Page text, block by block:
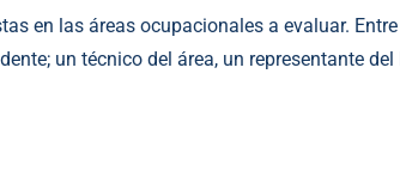
en las áreas ocupacionales a evaluar.
un técnico del área, un representante del